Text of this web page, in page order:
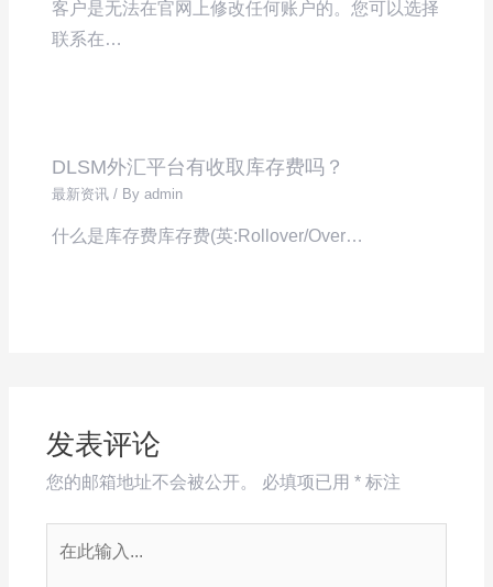
客户是无法在官网上修改任何账户的。您可以选择
联系在…
DLSM外汇平台有收取库存费吗？
最新资讯 / Byadmin
什么是库存费库存费(英:Rollover/Over…
发表评论
您的邮箱地址不会被公开。 必填项已用 *标注